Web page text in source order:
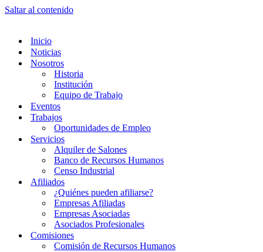
Saltar al contenido
Inicio
Noticias
Nosotros
Historia
Institución
Equipo de Trabajo
Eventos
Trabajos
Oportunidades de Empleo
Servicios
Alquiler de Salones
Banco de Recursos Humanos
Censo Industrial
Afiliados
¿Quiénes pueden afiliarse?
Empresas Afiliadas
Empresas Asociadas
Asociados Profesionales
Comisiones
Comisión de Recursos Humanos